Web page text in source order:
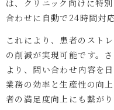
は、クリニック向けに特
合わせに自動で24時間対応
これにより、患者のスト
の削減が実現可能です。
より、問い合わせ内容を
業務の効率と生産性の向
者の満足度向上にも繋がり